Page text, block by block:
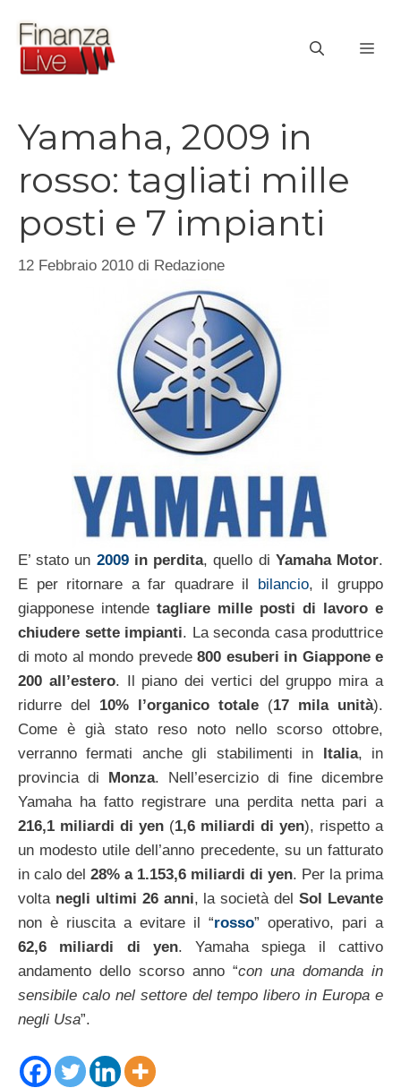
contenuto
Yamaha, 2009 in
rosso: tagliati mille
posti e 7 impianti
12 Febbraio 2010 di Redazione
E’ stato un 2009in perdita, quello di Yamaha Motor.
E per ritornare a far quadrare il bilancio, il gruppo
giapponese intende tagliare mille posti di lavoro e
chiudere sette impianti. La seconda casa produttrice
di moto al mondo prevede800 esuberi in Giappone e
200 all’estero. Il piano dei vertici del gruppo mira a
ridurre del 10% l’organico totale (17 mila unità).
Come è già stato reso noto nello scorso ottobre,
verranno fermati anche gli stabilimenti in Italia, in
provincia di Monza. Nell’esercizio di fine dicembre
Yamaha ha fatto registrare una perdita netta pari a
216,1 miliardi di yen (1,6 miliardi di yen), rispetto a
un modesto utile dell’anno precedente, su un fatturato
in calo del 28% a 1.153,6 miliardi di yen. Per la prima
voltanegli ultimi 26 anni, la società delSol Levante
non è riuscita a evitare il “rosso” operativo, pari a
62,6 miliardi di yen. Yamaha spiega il cattivo
andamento dello scorso anno “con una domanda in
sensibile calo nel settore del tempo libero in Europa e
negli Usa”.